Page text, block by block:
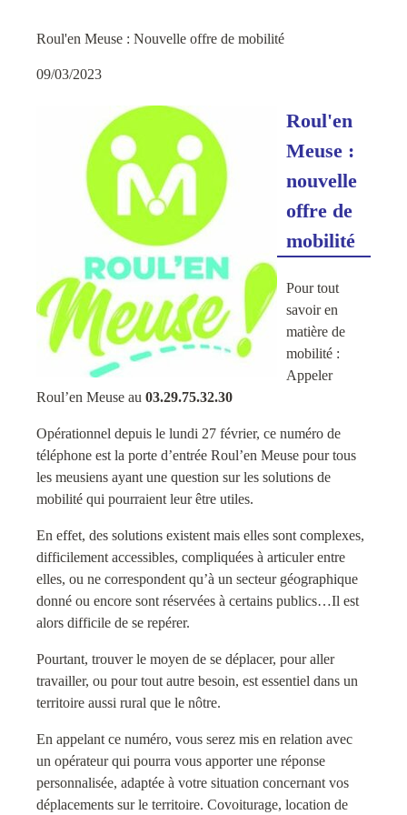
Roul'en Meuse : Nouvelle offre de mobilité
09/03/2023
Roul'en
Meuse :
nouvelle
offre de
mobilité
Pour tout
savoir en
matière de
mobilité :
Appeler
Roul’en Meuse au03.29.75.32.30
Opérationnel depuis le lundi 27 février, ce numéro de
téléphone est la porte d’entrée Roul’en Meuse pour tous
les meusiens ayant une question sur les solutions de
mobilité qui pourraient leur être utiles.
En effet, des solutions existent mais elles sont complexes,
difficilement accessibles, compliquées à articuler entre
elles, ou ne correspondent qu’à un secteur géographique
donné ou encore sont réservées à certains publics…Il est
alors difficile de se repérer.
Pourtant, trouver le moyen de se déplacer, pour aller
travailler, ou pour tout autre besoin, est essentiel dans un
territoire aussi rural que le nôtre.
En appelant ce numéro, vous serez mis en relation avec
un opérateur qui pourra vous apporter une réponse
personnalisée, adaptée à votre situation concernant vos
déplacements sur le territoire. Covoiturage, location de